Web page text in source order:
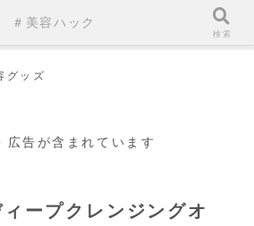
グッズ
告が含まれています
ープクレンジングオ
＃美容ハック
検索